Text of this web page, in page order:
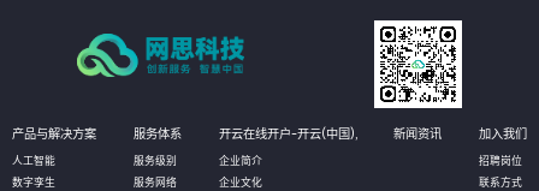
产品与解决方案
人工智能
数字孪生
服务体系
服务级别
服务网络
开云在线开户-开云(中国),
企业简介
企业文化
新闻资讯 加入我们
招聘岗位
联系方式